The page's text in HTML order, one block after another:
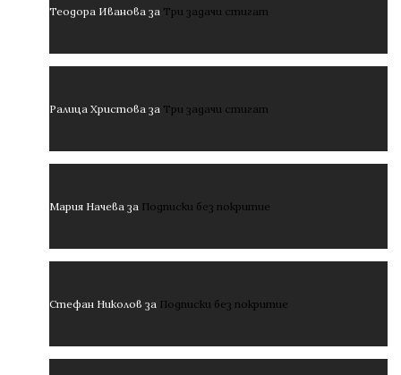
Теодора Иванова за Три задачи стигат
Ралица Христова за Три задачи стигат
Мария Начева за Подписки без покритие
Стефан Николов за Подписки без покритие